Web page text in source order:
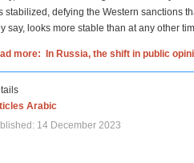
stabilized, defying the Western sanctions
say, looks more stable than at any other
more: In Russia, the shift in public
Arabic
14 December 2023